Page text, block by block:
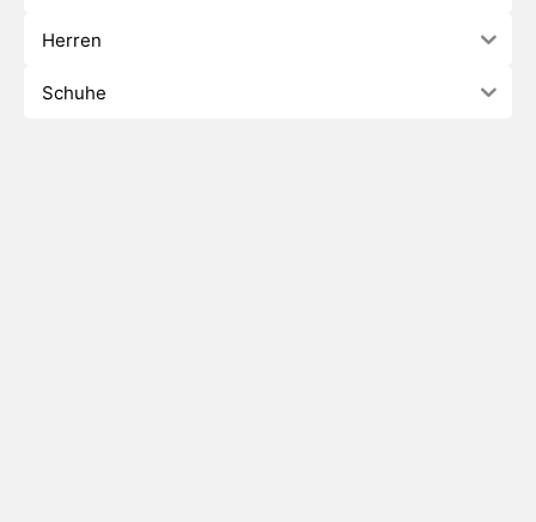
Herren
Schuhe